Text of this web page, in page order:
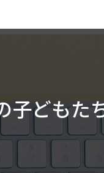
子どもた